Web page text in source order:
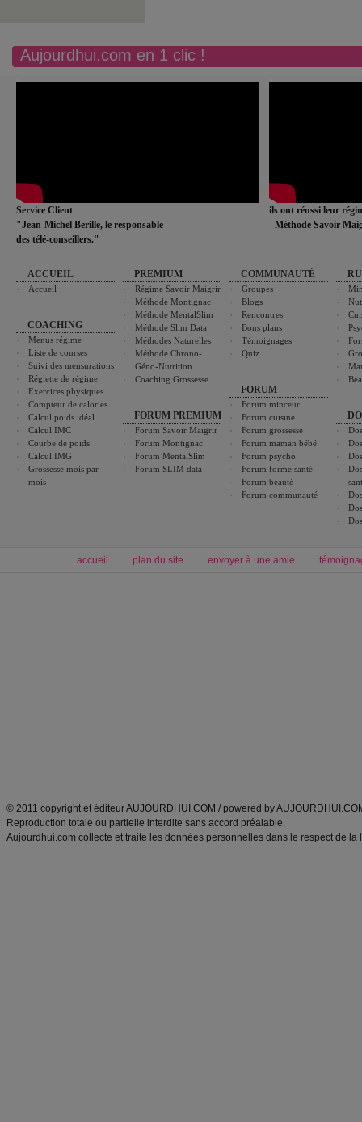
Aujourdhui.com en 1 clic !
Service Client
"Jean-Michel Berille, le responsable
des télé-conseillers."
ils ont réussi leur
- Méthode Savoir
ACCUEIL
Accueil
COACHING
Menus régime
Liste de courses
Suivi des mensurations
Réglette de régime
Exercices physiques
Compteur de calories
Calcul poids idéal
Calcul IMC
Courbe de poids
Calcul IMG
Grossesse mois par
mois
PREMIUM
Régime Savoir Maigrir
Méthode Montignac
Méthode MentalSlim
Méthode Slim Data
Méthodes Naturelles
Méthode Chrono-
Géno-Nutrition
Coaching Grossesse
FORUM PREMIUM
Forum Savoir Maigrir
Forum Montignac
Forum MentalSlim
Forum SLIM data
COMMUNAUTÉ
Groupes
Blogs
Rencontres
Bons plans
Témoignages
Quiz
FORUM
Forum minceur
Forum cuisine
Forum grossesse
Forum maman bébé
Forum psycho
Forum forme santé
Forum beauté
Forum communauté
accueil plan du site envoyer à une amie
© 2011 copyright et éditeur AUJOURDHUI.COM / powered by
Reproduction totale ou partielle interdite sans accord préalable.
Aujourdhui.com collecte et traite les données personnelles dans le respect de